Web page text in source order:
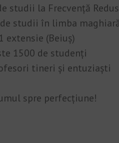
studii la Frecvență
studii în limba maghiară
1 extensie (Beiuș)
1500 de studenți
tineri și entuziaști
spre perfecțiune!